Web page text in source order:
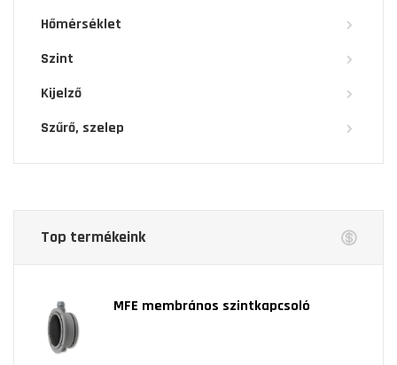
Hőmérséklet
Szint
Kijelző
Szűrő, szelep
Top termékeink
MFE membrános szintkapcsoló